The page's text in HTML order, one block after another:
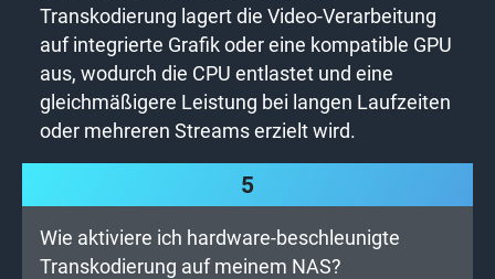
Transkodierung lagert die Video-Verarbeitung
auf integrierte Grafik oder eine kompatible GPU
aus, wodurch die CPU entlastet und eine
gleichmäßigere Leistung bei langen Laufzeiten
oder mehreren Streams erzielt wird.
5
Wie aktiviere ich hardware-beschleunigte
Transkodierung auf meinem NAS?